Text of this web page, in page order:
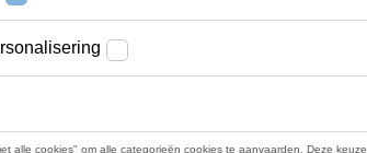
Volkswagen
ruime
jouw perfecte match.